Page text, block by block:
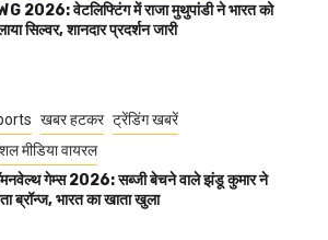
2026: वेटलिफ्टिंग में राजा मुथुपांडी ने भारत को
सिल्वर, शानदार प्रदर्शन जारी
खबर हटकर ट्रेंडिंग खबरें
मीडिया वायरल
गेम्स 2026: सब्जी बेचने वाले झंडू कुमार ने
ब्रॉन्ज, भारत का खाता खुला